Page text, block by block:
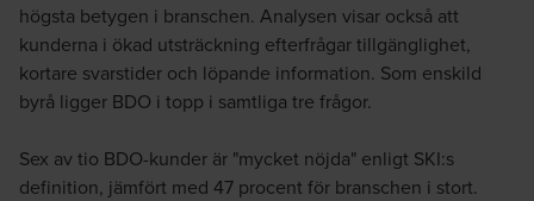
högsta betygen i branschen. Analysen visar också att
kunderna i ökad utsträckning efterfrågar tillgänglighet,
kortare svarstider och löpande information. Som enskild
byrå ligger BDO i topp i samtliga tre frågor.
Sex av tio BDO-kunder är "mycket nöjda" enligt SKI:s
definition, jämfört med 47 procent för branschen i stort.